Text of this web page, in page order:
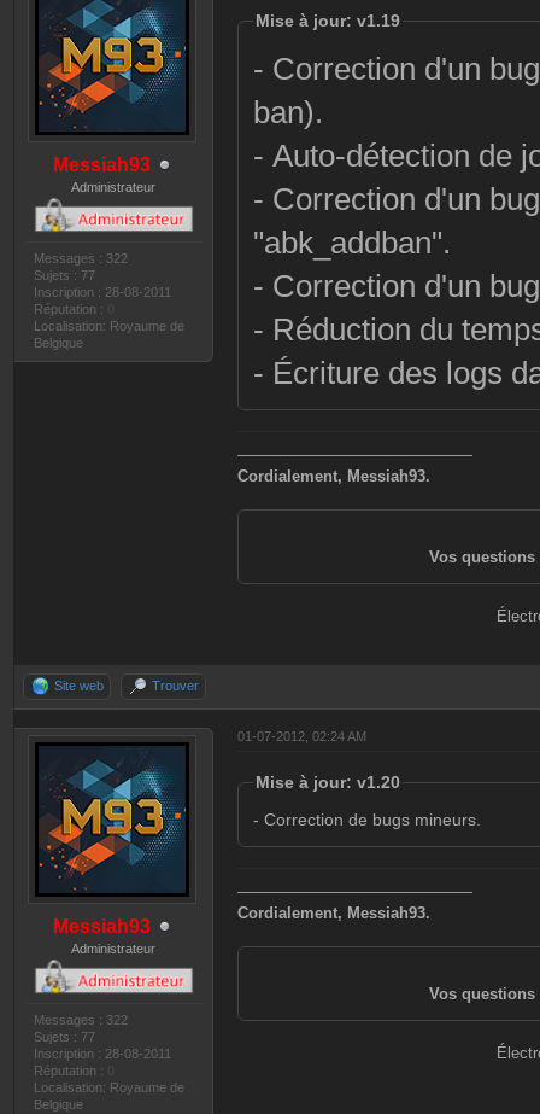
Messiah93
Administrateur
Messages : 322
Sujets : 77
Inscription : 28-08-2011
Réputation :
Localisation: Royaume de
Belgique
Mise à jour: v1.19
- Correction d'un
ban).
- Auto-détection de
- Correction d'un
"abk_addban".
- Correction d'un
- Réduction du
- Écriture des logs
———————————————
Cordialement, Messiah93.
Vos questions
Site web Trouver
Messiah93
Administrateur
Messages : 322
Sujets : 77
Inscription : 28-08-2011
Réputation :
Localisation: Royaume de
Belgique
01-07-2012, 02:24 AM
Mise à jour: v1.20
- Correction de bugs mineurs.
———————————————
Cordialement, Messiah93.
Vos questions